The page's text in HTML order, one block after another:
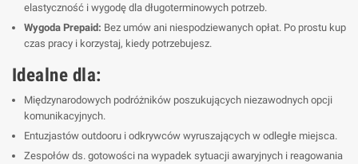
elastyczność i wygodę dla długoterminowych potrzeb.
Wygoda Prepaid: Bez umów ani niespodziewanych opłat. Po prostu kup
czas pracy i korzystaj, kiedy potrzebujesz.
Idealne dla:
Międzynarodowych podróżników poszukujących niezawodnych opcji
komunikacyjnych.
Entuzjastów outdooru i odkrywców wyruszających w odległe miejsca.
Zespołów ds. gotowości na wypadek sytuacji awaryjnych i reagowania